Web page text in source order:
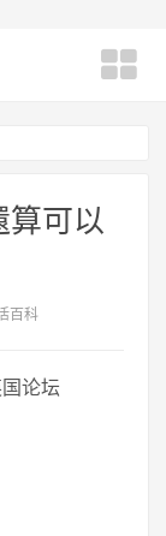
算可以
百科
论坛